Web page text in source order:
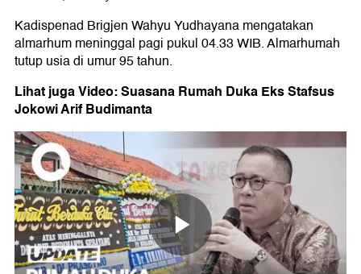
Kadispenad Brigjen Wahyu Yudhayana mengatakan
almarhum meninggal pagi pukul 04.33 WIB. Almarhumah
tutup usia di umur 95 tahun.
Lihat juga Video: Suasana Rumah Duka Eks Stafsus
Jokowi Arif Budimanta